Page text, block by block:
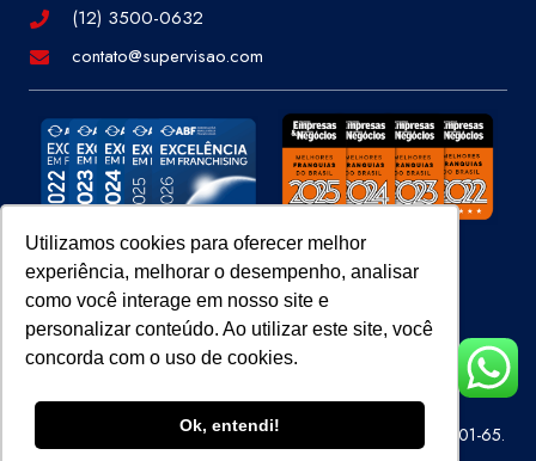
Utilizamos cookies para oferecer melhor
experiência, melhorar o desempenho, analisar
como você interage em nosso site e
personalizar conteúdo. Ao utilizar este site, você
concorda com o uso de cookies.
Ok, entendi!
(12) 3500-0632
contato@supervisao.com
Site 100% Seguro
Super Visão Perícias e Vistorias Ltda – CNPJ 07.686.414/0001-65.
Todos os direitos reservados.